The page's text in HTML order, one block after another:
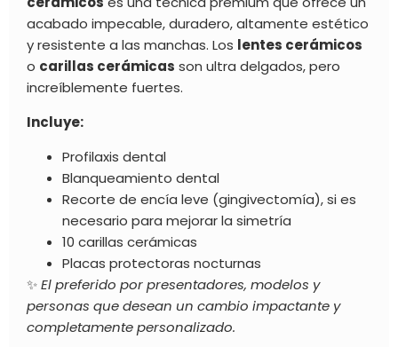
acabado impecable, duradero, altamente estético
y resistente a las manchas. Los lentes cerámicos
o carillas cerámicas son ultra delgados, pero
increíblemente fuertes.
Incluye:
Profilaxis dental
Blanqueamiento dental
Recorte de encía leve (gingivectomía), si es
necesario para mejorar la simetría
10 carillas cerámicas
Placas protectoras nocturnas
✨El preferido por presentadores, modelos y
personas que desean un cambio impactante y
completamente personalizado.